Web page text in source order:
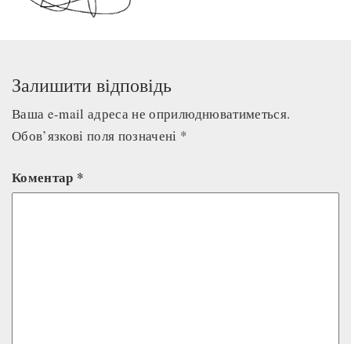
Залишити відповідь
Ваша e-mail адреса не оприлюднюватиметься.
Обов’язкові поля позначені *
Коментар *